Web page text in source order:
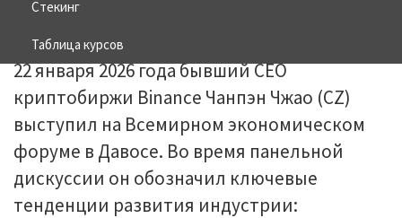
Стекинг
Таблица курсов
22 января 2026 года бывший CEO
криптобиржи Binance Чанпэн Чжао (CZ)
выступил на Всемирном экономическом
форуме в Давосе. Во время панельной
дискуссии он обозначил ключевые
тенденции развития индустрии: